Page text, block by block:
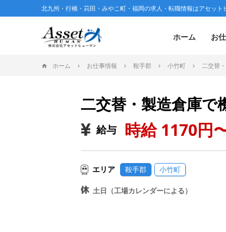
北九州・行橋・苅田・みやこ町・福岡の求人・転職情報はアセッ
ホーム お
ホーム お仕事情報 鞍手郡 小竹町 二交替
二交替・製造倉庫
給与 時給 1170円
エリア 鞍手郡 小竹町
土日（工場カレンダーによる）